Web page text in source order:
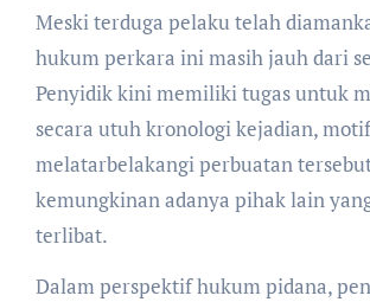
Meski terduga pelaku telah
hukum perkara ini masih jauh dari
Penyidik kini memiliki tugas untuk
secara utuh kronologi kejadian,
melatarbelakangi perbuatan
kemungkinan adanya pihak lain
terlibat.
Dalam perspektif hukum pidana,